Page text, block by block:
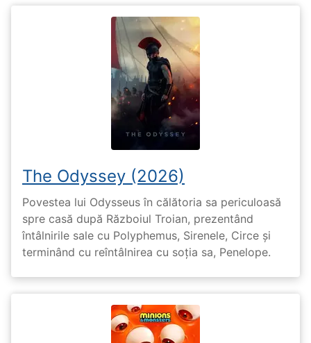
The Odyssey (2026)
Povestea lui Odysseus în călătoria sa periculoasă
spre casă după Războiul Troian, prezentând
întâlnirile sale cu Polyphemus, Sirenele, Circe și
terminând cu reîntâlnirea cu soția sa, Penelope.